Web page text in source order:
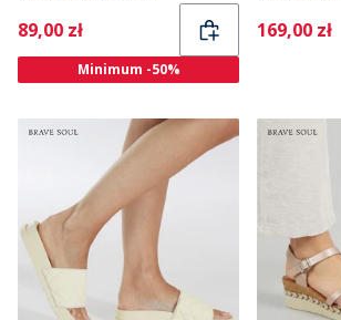
Current
89,00 zł
Minimum -50%
Current
169,00 zł